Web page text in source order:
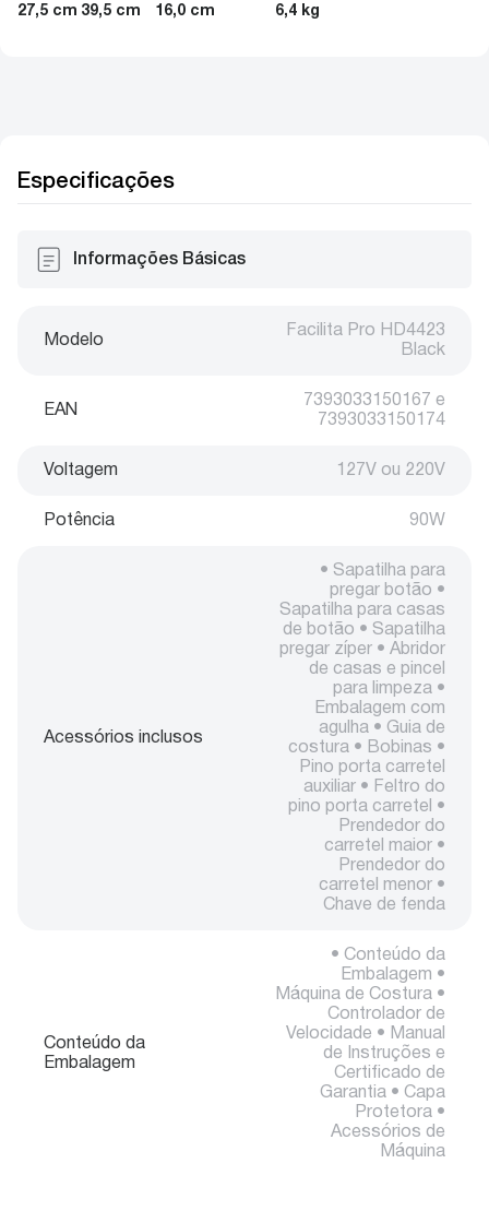
27,5 cm 39,5 cm
16,0 cm
6,4 kg
Especificações
Informações Básicas
Modelo
Facilita Pro HD4423
Black
EAN
7393033150167 e
7393033150174
Voltagem 127V ou 220V
Potência 90W
Acessórios inclusos
• Sapatilha para
pregar botão •
Sapatilha para casas
de botão • Sapatilha
pregar zíper • Abridor
de casas e pincel
para limpeza •
Embalagem com
agulha • Guia de
costura • Bobinas •
Pino porta carretel
auxiliar • Feltro do
pino porta carretel •
Prendedor do
carretel maior •
Prendedor do
carretel menor •
Chave de fenda
Conteúdo da
Embalagem
• Conteúdo da
Embalagem •
Máquina de Costura •
Controlador de
Velocidade • Manual
de Instruções e
Certificado de
Garantia • Capa
Protetora •
Acessórios de
Máquina